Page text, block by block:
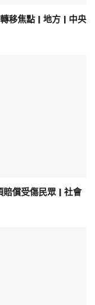
移焦點 | 地方 | 中央
償受傷民眾 | 社會